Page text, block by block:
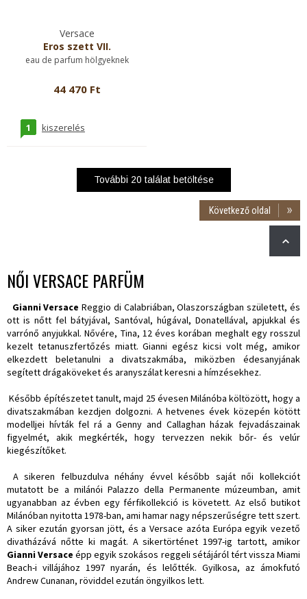
Versace
Eros szett VII.
eau de parfum hölgyeknek
44 470 Ft
1 kiszerelés
További 20 találat betöltése
Következő oldal
NŐI VERSACE PARFÜM
Gianni Versace Reggio di Calabriában, Olaszországban született, és
ott is nőtt fel bátyjával, Santóval, húgával, Donatellával, apjukkal és
varrónő anyjukkal. Nővére, Tina, 12 éves korában meghalt egy rosszul
kezelt tetanuszfertőzés miatt. Gianni egész kicsi volt még, amikor
elkezdett beletanulni a divatszakmába, miközben édesanyjának
segített drágaköveket és aranyszálat keresni a hímzésekhez.
Később építészetet tanult, majd 25 évesen Milánóba költözött, hogy a
divatszakmában kezdjen dolgozni. A hetvenes évek közepén kötött
modelljei hívták fel rá a Genny and Callaghan házak fejvadászainak
figyelmét, akik megkérték, hogy tervezzen nekik bőr- és velúr
kiegészítőket.
A sikeren felbuzdulva néhány évvel később saját női kollekciót
mutatott be a milánói Palazzo della Permanente múzeumban, amit
ugyanabban az évben egy férfikollekció is követett. Az első butikot
Milánóban nyitotta 1978-ban, ami hamar nagy népszerűségre tett szert.
A siker ezután gyorsan jött, és a Versace azóta Európa egyik vezető
divatházává nőtte ki magát. A sikertörténet 1997-ig tartott, amikor
Gianni Versace épp egyik szokásos reggeli sétájáról tért vissza Miami
Beach-i villájához 1997 nyarán, és lelőtték. Gyilkosa, az ámokfutó
Andrew Cunanan, röviddel ezután öngyilkos lett.